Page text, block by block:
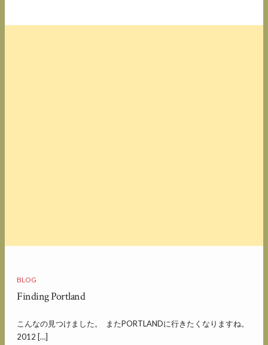
BLOG
Finding Portland
こんなの見つけました。 またPORTLANDに行きたくなりますね。
2012 […]